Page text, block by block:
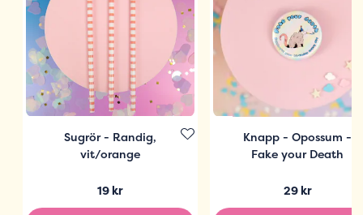
Sugrör - Randig,
vit/orange
19 kr
Knapp - Opossum -
Fake your Death
29 kr